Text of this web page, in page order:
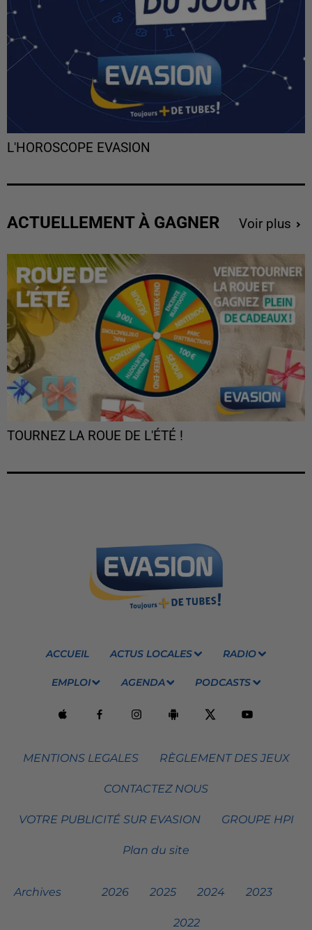
L'HOROSCOPE EVASION
ACTUELLEMENT À GAGNER Voir plus
TOURNEZ LA ROUE DE L'ÉTÉ !
ACCUEIL ACTUS LOCALES RADIO
EMPLOI AGENDA PODCASTS
MENTIONS LEGALES RÈGLEMENT DES JEUX
CONTACTEZ NOUS
VOTRE PUBLICITÉ SUR EVASION GROUPE HPI
Plan du site
Archives 2026 2025 2024 2023
2022